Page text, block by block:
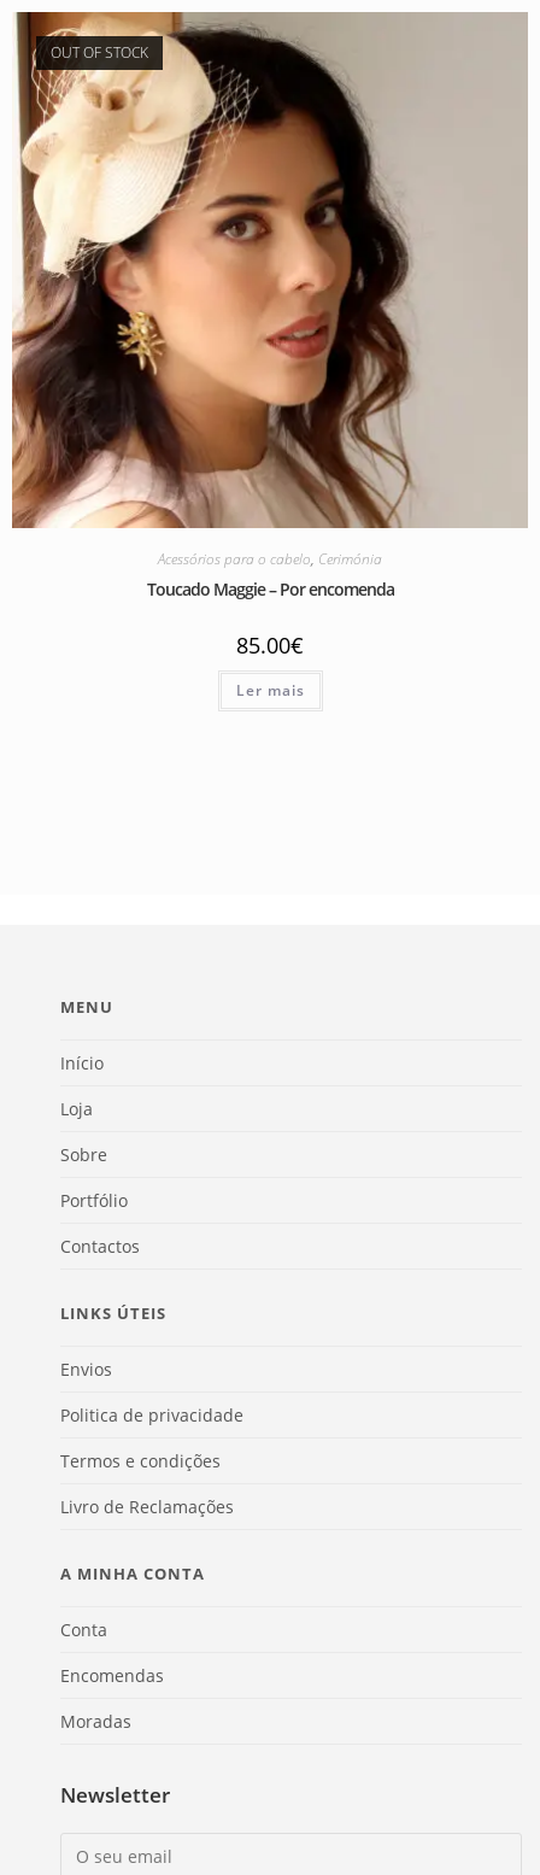
OUT OF STOCK
Acessórios para o cabelo, Cerimónia
Toucado Maggie – Por encomenda
85.00€
Ler mais
MENU
Início
Loja
Sobre
Portfólio
Contactos
LINKS ÚTEIS
Envios
Politica de privacidade
Termos e condições
Livro de Reclamações
A MINHA CONTA
Conta
Encomendas
Moradas
Newsletter